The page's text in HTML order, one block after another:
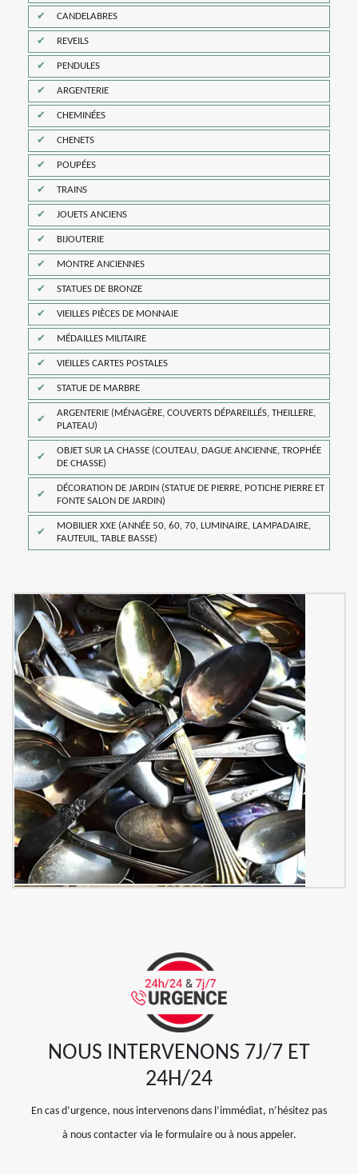
CANDELABRES
REVEILS
PENDULES
ARGENTERIE
CHEMINÉES
CHENETS
POUPÉES
TRAINS
JOUETS ANCIENS
BIJOUTERIE
MONTRE ANCIENNES
STATUES DE BRONZE
VIEILLES PIÈCES DE MONNAIE
MÉDAILLES MILITAIRE
VIEILLES CARTES POSTALES
STATUE DE MARBRE
ARGENTERIE (MÉNAGÈRE, COUVERTS DÉPAREILLÉS, THEILLERE,
PLATEAU)
OBJET SUR LA CHASSE (COUTEAU, DAGUE ANCIENNE, TROPHÉE
DE CHASSE)
DÉCORATION DE JARDIN (STATUE DE PIERRE, POTICHE PIERRE ET
FONTE SALON DE JARDIN)
MOBILIER XXE (ANNÉE 50, 60, 70, LUMINAIRE, LAMPADAIRE,
FAUTEUIL, TABLE BASSE)
NOUS INTERVENONS 7J/7 ET
24H/24
En cas d’urgence, nous intervenons dans l’immédiat, n’hésitez pas
à nous contacter via le formulaire ou à nous appeler.